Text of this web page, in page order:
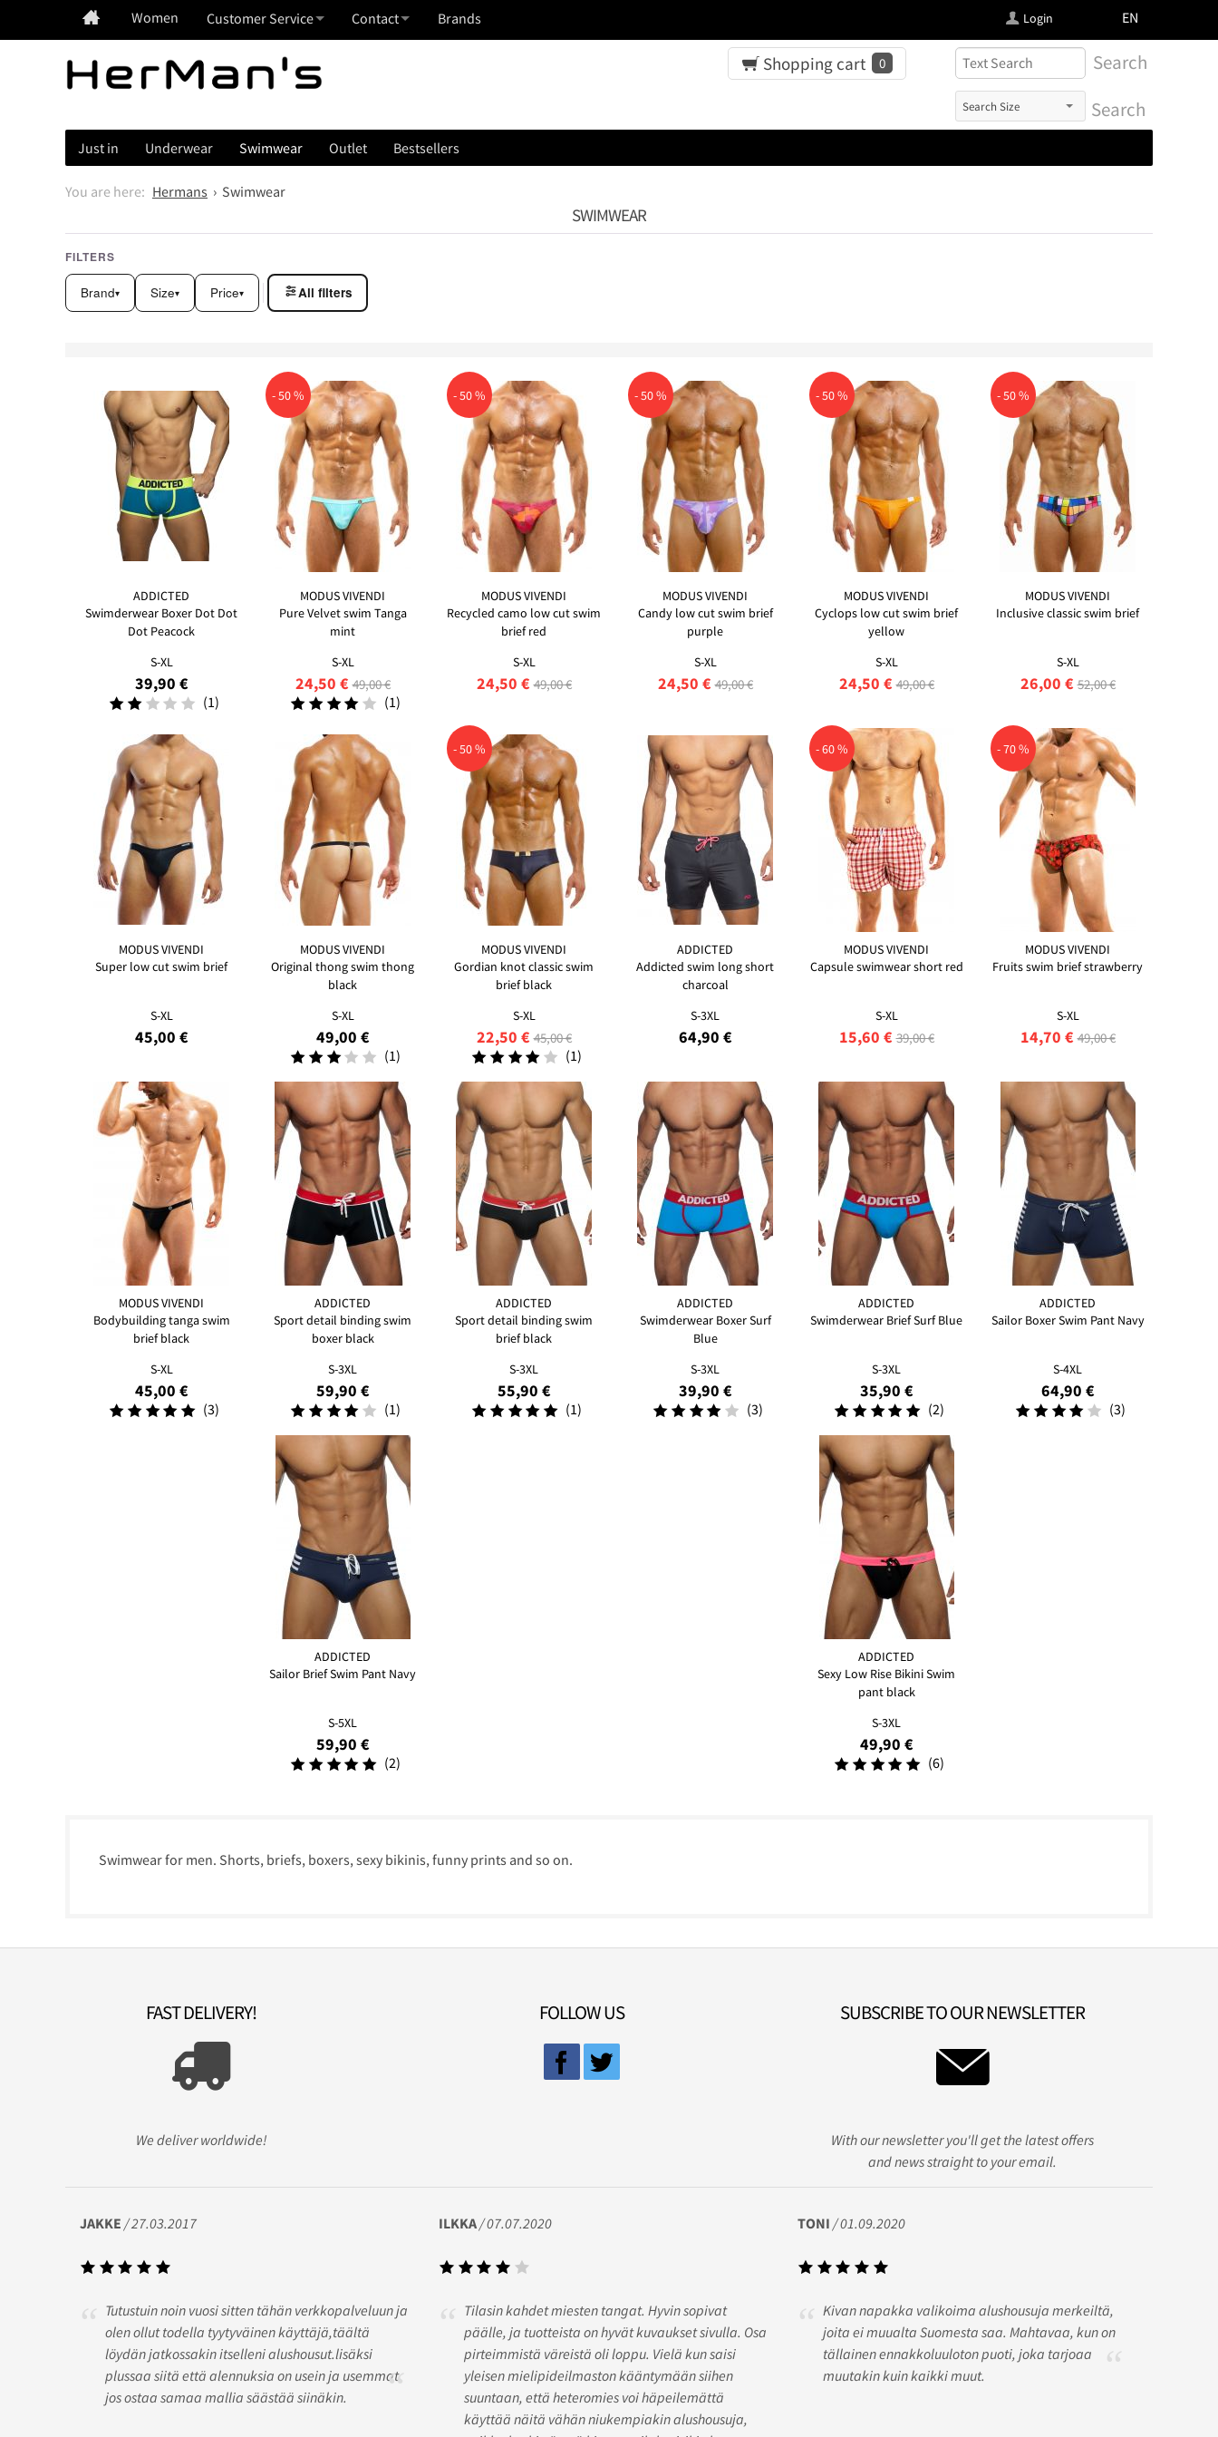
EN
Login
Women Customer Service Contact Brands
Search
Search
Shopping cart 0
Just in Underwear Swimwear Outlet Bestsellers
Hermans Swimwear
SWIMWEAR
FILTERS
Brand▾ Size▾ Price▾ All filters
ADDICTED
Swimderwear Boxer Dot Dot
Dot Peacock
S-XL
39,90 €
(1)
- 50 %
MODUS VIVENDI
Pure Velvet swim Tanga
mint
S-XL
24,50 € 49,00 €
(1)
- 50 %
MODUS VIVENDI
Recycled camo low cut swim
brief red
S-XL
24,50 € 49,00 €
- 50 %
MODUS VIVENDI
Candy low cut swim brief
purple
S-XL
24,50 € 49,00 €
- 50 %
MODUS VIVENDI
Cyclops low cut swim brief
yellow
S-XL
24,50 € 49,00 €
- 50 %
MODUS VIVENDI
Inclusive classic swim brief
S-XL
26,00 € 52,00 €
MODUS VIVENDI
Super low cut swim brief
S-XL
45,00 €
MODUS VIVENDI
Original thong swim thong
black
S-XL
49,00 €
(1)
- 50 %
MODUS VIVENDI
Gordian knot classic swim
brief black
S-XL
22,50 € 45,00 €
(1)
ADDICTED
Addicted swim long short
charcoal
S-3XL
64,90 €
- 60 %
MODUS VIVENDI
Capsule swimwear short red
S-XL
15,60 € 39,00 €
- 70 %
MODUS VIVENDI
Fruits swim brief strawberry
S-XL
14,70 € 49,00 €
MODUS VIVENDI
Bodybuilding tanga swim
brief black
S-XL
45,00 €
(3)
ADDICTED
Sport detail binding swim
boxer black
S-3XL
59,90 €
(1)
ADDICTED
Sport detail binding swim
brief black
S-3XL
55,90 €
(1)
ADDICTED
Swimderwear Boxer Surf
Blue
S-3XL
39,90 €
(3)
ADDICTED
Swimderwear Brief Surf Blue
S-3XL
35,90 €
(2)
ADDICTED
Sailor Boxer Swim Pant Navy
S-4XL
64,90 €
(3)
ADDICTED
Sailor Brief Swim Pant Navy
S-5XL
59,90 €
(2)
ADDICTED
Sexy Low Rise Bikini Swim
pant black
S-3XL
49,90 €
(6)
Swimwear for men. Shorts, briefs, boxers, sexy bikinis, funny prints and so on.
FAST DELIVERY!
We deliver worldwide!
FOLLOW US SUBSCRIBE TO OUR NEWSLETTER
With our newsletter you'll get the latest offers
and news straight to your email.
JAKKE / 27.03.2017
Tutustuin noin vuosi sitten tähän verkkopalveluun ja
olen ollut todella tyytyväinen käyttäjä,täältä
löydän jatkossakin itselleni alushousut.lisäksi
plussaa siitä että alennuksia on usein ja usemmat
jos ostaa samaa mallia säästää siinäkin.
ILKKA/ 07.07.2020
Tilasin kahdet miesten tangat. Hyvin sopivat
päälle, ja tuotteista on hyvät kuvaukset sivulla. Osa
pirteimmistä väreistä oli loppu. Vielä kun saisi
yleisen mielipideilmaston kääntymään siihen
suuntaan, että heteromies voi häpeilemättä
käyttää näitä vähän niukempiakin alushousuja,
TONI / 01.09.2020
Kivan napakka valikoima alushousuja merkeiltä,
joita ei muualta Suomesta saa. Mahtavaa, kun on
tällainen ennakkoluuloton puoti, joka tarjoaa
muutakin kuin kaikki muut.